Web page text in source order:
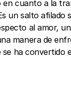
cuanto a la
un salto afilado
al amor,
manera de
se ha convertido